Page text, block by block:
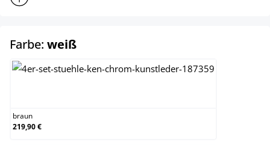
Farbe: weißauswählen
braun
219,90 €